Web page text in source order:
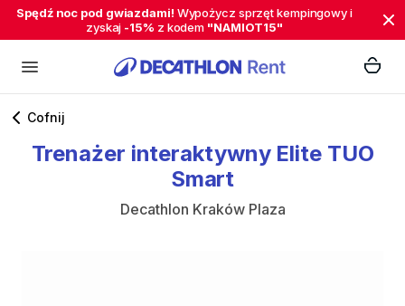
Spędź noc pod gwiazdami! Wypożycz sprzęt kempingowy i
zyskaj -15% z kodem "NAMIOT15"
Cofnij
Trenażer interaktywny Elite TUO
Smart
Decathlon Kraków Plaza